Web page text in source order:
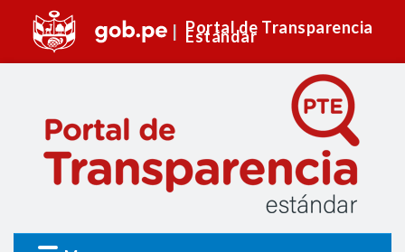
Portal de Transparencia
Estándar